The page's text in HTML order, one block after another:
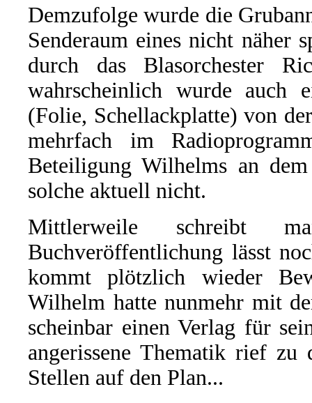
Demzufolge wurde die
Senderaum eines nicht näher
durch das Blasorchester
wahrscheinlich wurde auch
(Folie, Schellackplatte) von
mehrfach im
Beteiligung Wilhelms an
solche aktuell nicht.
Mittlerweile schreibt
Buchveröffentlichung lässt
kommt plötzlich wieder
Wilhelm hatte nunmehr mit
scheinbar einen Verlag für
angerissene Thematik rief zu
Stellen auf den Plan...